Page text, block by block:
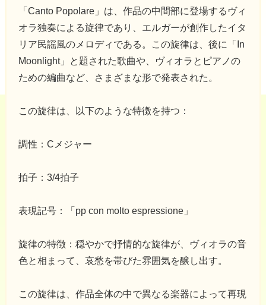
「Canto Popolare」は、作品の中間部に登場するヴィ
オラ独奏による旋律であり、エルガーが創作したイタ
リア民謡風のメロディである。この旋律は、後に「In
Moonlight」と題された歌曲や、ヴィオラとピアノの
ための編曲など、さまざまな形で発表された。
この旋律は、以下のような特徴を持つ：
調性：Cメジャー
拍子：3/4拍子
表現記号：「pp con molto espressione」
旋律の特徴：穏やかで抒情的な旋律が、ヴィオラの音
色と相まって、哀愁を帯びた雰囲気を醸し出す。
この旋律は、作品全体の中で異なる楽器によって再現